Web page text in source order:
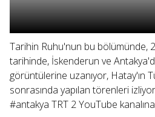
Tarihin Ruhu'nun bu bölümünde,
tarihinde, İskenderun ve
görüntülerine uzanıyor, Hatay'ın
sonrasında yapılan törenleri
#antakya TRT 2 YouTube